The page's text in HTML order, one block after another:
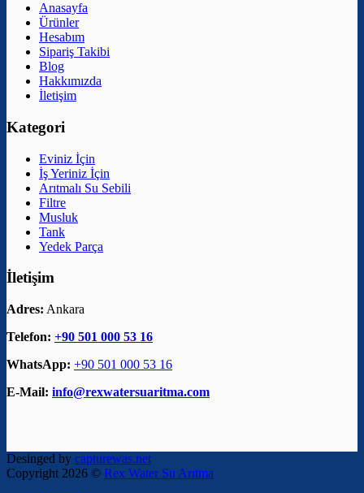
Anasayfa
Ürünler
Hesabım
Sipariş Takibi
Blog
Hakkımızda
İletişim
Kategori
Eviniz İçin
İş Yeriniz İçin
Arıtmalı Su Sebili
Filtre
Musluk
Tank
Yedek Parça
İletişim
Adres: Ankara
Telefon: +90 501 000 53 16
WhatsApp: +90 501 000 53 16
E-Mail: info@rexwatersuaritma.com
Desinged by capturewas.net
Copyright 2026 © Rex Water Su Arıtma